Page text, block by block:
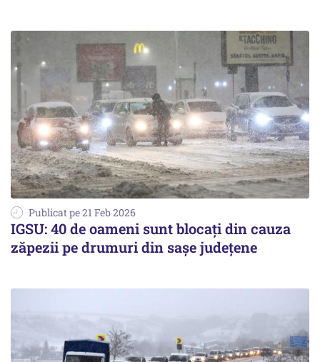
Publicat pe 21 Feb 2026
IGSU: 40 de oameni sunt blocați din cauza
zăpezii pe drumuri din sașe județene